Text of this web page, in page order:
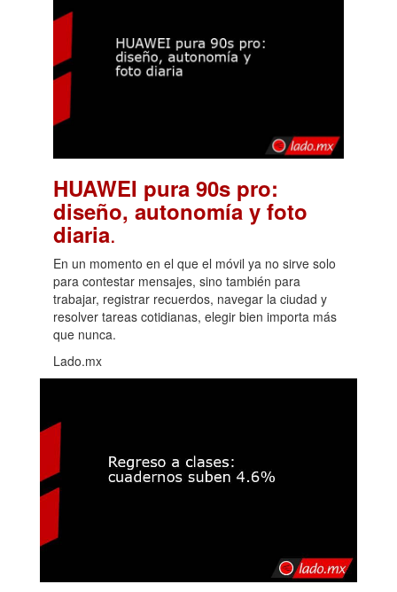
HUAWEI pura 90s pro:
diseño, autonomía y foto
diaria.
En un momento en el que el móvil ya no sirve solo
para contestar mensajes, sino también para
trabajar, registrar recuerdos, navegar la ciudad y
resolver tareas cotidianas, elegir bien importa más
que nunca.
Lado.mx